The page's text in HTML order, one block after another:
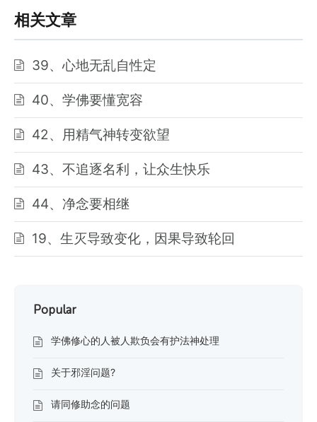
相关文章
39、心地无乱自性定
40、学佛要懂宽容
42、用精气神转变欲望
43、不追逐名利，让众生快乐
44、净念要相继
19、生灭导致变化，因果导致轮回
Popular
学佛修心的人被人欺负会有护法神处理
关于邪淫问题?
请同修助念的问题